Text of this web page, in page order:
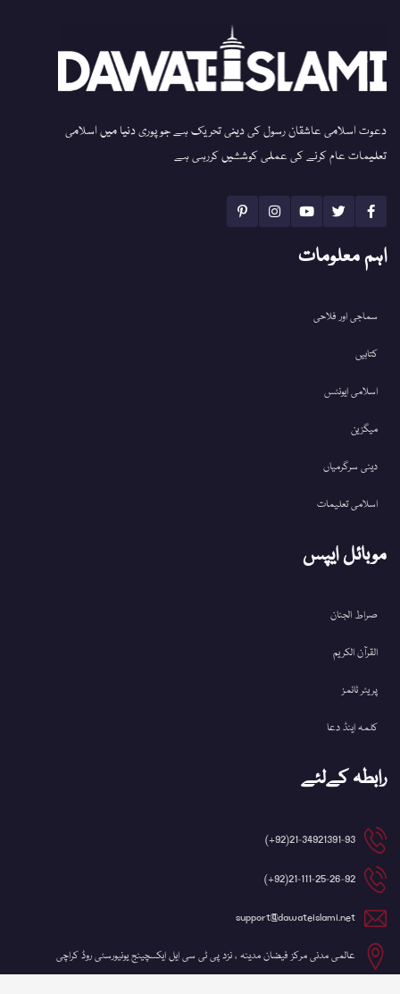
دعوت اسلامی عاشقان رسول کی دینی تحریک ہے جو پوری دنیا میں اسلامی
تعلیمات عام کرنے کی عملی کوششیں کررہی ہے
اہم معلومات
سماجی اور فلاحی
کتابیں
اسلامی ایونٹس
میگزین
دینی سرگرمیاں
اسلامی تعلیمات
موبائل ایپس
صراط الجنان
القرآن الکریم
پریئر ٹائمز
کلمہ اینڈ دعا
رابطہ کےلئے
21-34921391-93(92+)
21-111-25-26-92(92+)
support@dawateislami.net
عالمی مدنی مرکز فیضان مدینہ ، نزد پی ٹی سی ایل ایکسچینج یونیورسٹی روڈ کراچی